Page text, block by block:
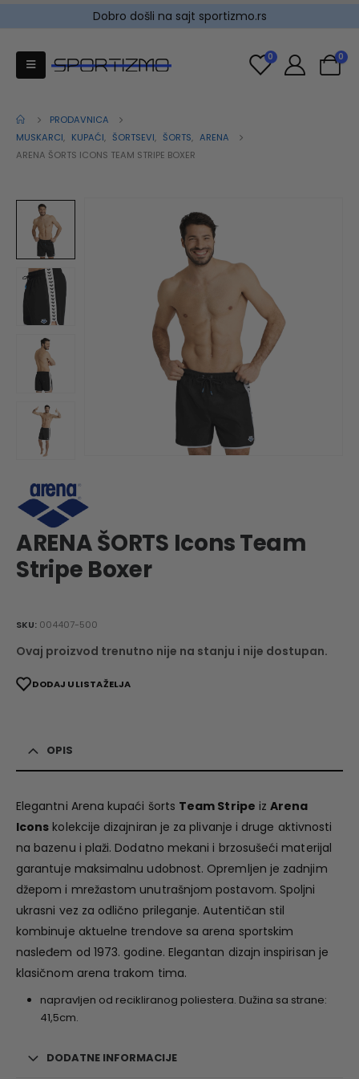
Dobro došli na sajt sportizmo.rs
0 0
PRODAVNICA
MUSKARCI, KUPAĆI, ŠORTSEVI, ŠORTS, ARENA
ARENA ŠORTS ICONS TEAM STRIPE BOXER
ARENA ŠORTS Icons Team
Stripe Boxer
SKU: 004407-500
Ovaj proizvod trenutno nije na stanju i nije dostupan.
DODAJ U LISTA ŽELJA
OPIS
Elegantni Arena kupaći šorts Team Stripe izArena
Icons kolekcije dizajniran je za plivanje i druge aktivnosti
na bazenu i plaži. Dodatno mekani i brzosušeći materijal
garantuje maksimalnu udobnost. Opremljen je zadnjim
džepom i mrežastom unutrašnjom postavom. Spoljni
ukrasni vez za odlično prileganje. Autentičan stil
kombinuje aktuelne trendove sa arena sportskim
nasleđem od 1973. godine. Elegantan dizajn inspirisan je
klasičnom arena trakom tima.
napravljen od recikliranog poliestera. Dužina sa strane:
41,5cm.
DODATNE INFORMACIJE